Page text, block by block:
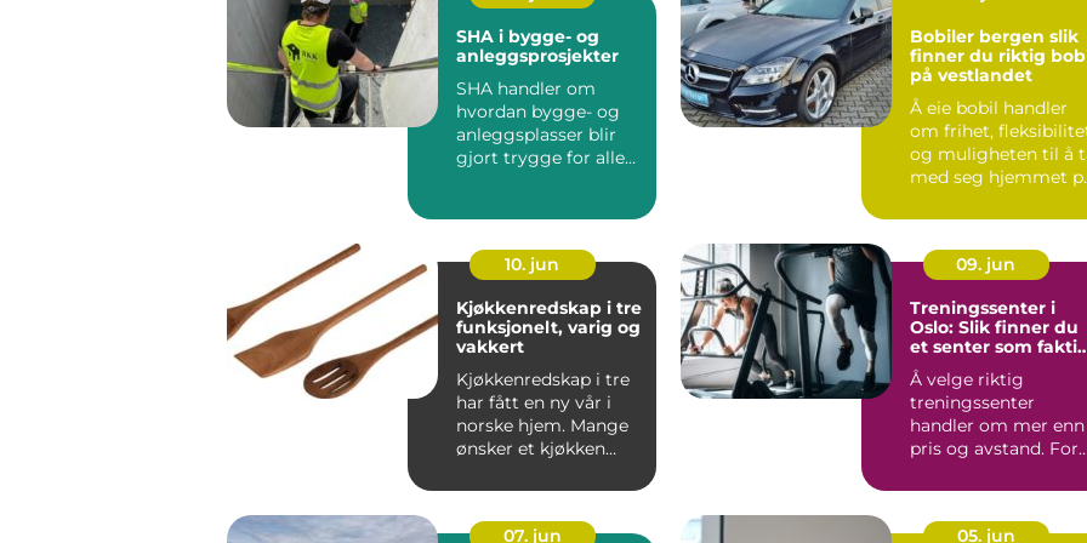
SHA i bygge- og
anleggsprosjekter
SHA handler om
hvordan bygge- og
anleggsplasser blir
gjort trygge for alle
Bobiler bergen slik
finner du riktig
på vestlandet
Å eie bobil handler
om frihet,
og muligheten til å
med seg hjemmet
10. jun
Kjøkkenredskap i tre
funksjonelt, varig og
vakkert
Kjøkkenredskap i tre
har fått en ny vår i
norske hjem. Mange
ønsker et kjøkken
innbyden...
09. jun
Treningssenter i
Oslo: Slik finner du
et senter som
blir brukt
Å velge riktig
treningssenter
handler om mer enn
pris og avstand. For
07. jun 05. jun